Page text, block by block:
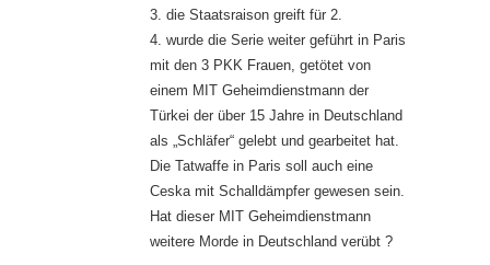
3. die Staatsraison greift für 2.
4. wurde die Serie weiter geführt in Paris
mit den 3 PKK Frauen, getötet von
einem MIT Geheimdienstmann der
Türkei der über 15 Jahre in Deutschland
als „Schläfer“ gelebt und gearbeitet hat.
Die Tatwaffe in Paris soll auch eine
Ceska mit Schalldämpfer gewesen sein.
Hat dieser MIT Geheimdienstmann
weitere Morde in Deutschland verübt ?